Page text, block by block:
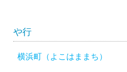
や行
横浜町（よこはままち）